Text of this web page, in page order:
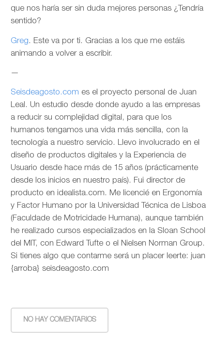
que nos haría ser sin duda mejores personas ¿Tendría
sentido?
Greg. Este va por ti. Gracias a los que me estáis
animando a volver a escribir.
—
Seisdeagosto.com es el proyecto personal de Juan
Leal. Un estudio desde donde ayudo a las empresas
a reducir su complejidad digital, para que los
humanos tengamos una vida más sencilla, con la
tecnología a nuestro servicio. Llevo involucrado en el
diseño de productos digitales y la Experiencia de
Usuario desde hace más de 15 años (prácticamente
desde los inicios en nuestro país). Fui director de
producto en idealista.com. Me licencié en Ergonomía
y Factor Humano por la Universidad Técnica de Lisboa
(Faculdade de Motricidade Humana), aunque también
he realizado cursos especializados en la Sloan School
del MIT, con Edward Tufte o el Nielsen Norman Group.
Si tienes algo que contarme será un placer leerte: juan
{arroba} seisdeagosto.com
NO HAY COMENTARIOS